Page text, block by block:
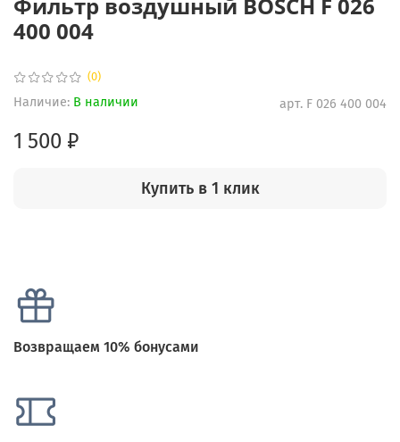
(0)
арт. F 026 400 004
Наличие: В наличии
400 004
1 500 ₽
Купить в 1 клик
Возвращаем 10% бонусами